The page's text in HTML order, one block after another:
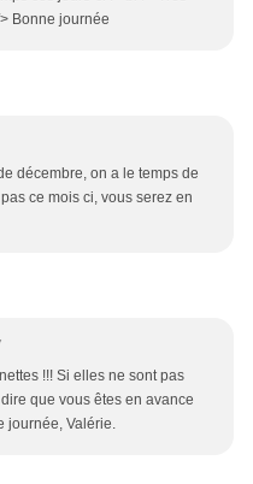
Bonne journée
décembre, on a le temps de
ce mois ci, vous serez en
!!! Si elles ne sont pas
que vous êtes en avance
journée, Valérie.